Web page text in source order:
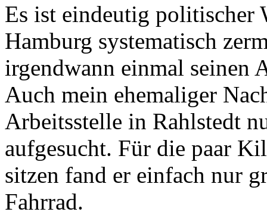
Es ist eindeutig politischer
Hamburg systematisch
irgendwann einmal seinen
Auch mein ehemaliger
Arbeitsstelle in Rahlstedt
aufgesucht. Für die paar
sitzen fand er einfach nur
Fahrrad.